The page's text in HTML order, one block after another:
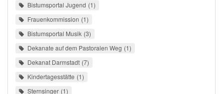
Bistumsportal Jugend 1
Frauenkommission 1
Bistumsportal Musik 3
Dekanate auf dem Pastoralen Weg 1
Dekanat Darmstadt 7
Kindertagesstätte 1
Sternsinger 1